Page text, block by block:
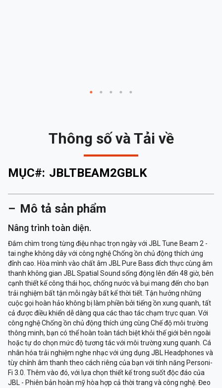
Thông số và Tải về
MỤC#: JBLTBEAM2GBLK
Mô tả sản phẩm
Nâng trình toàn diện.
Đắm chìm trong từng điệu nhạc trọn ngày với JBL Tune Beam 2 -
tai nghe không dây với công nghệ Chống ồn chủ động thích ứng
đỉnh cao. Hòa mình vào chất âm JBL Pure Bass đích thực cùng âm
thanh không gian JBL Spatial Sound sống động lên đến 48 giờ, bên
cạnh thiết kế công thái học, chống nước và bụi mang đến cho bạn
trải nghiệm bất tận mỗi ngày bất kể thời tiết. Tận hưởng những
cuộc gọi hoàn hảo không bị làm phiền bởi tiếng ồn xung quanh, tất
cả được điều khiển dễ dàng qua các thao tác chạm trực quan. Với
công nghệ Chống ồn chủ động thích ứng cùng Chế độ môi trường
thông minh, bạn có thể hoàn toàn tách biệt khỏi thế giới bên ngoài
hoặc tự do chọn mức độ tương tác với môi trường xung quanh. Cá
nhân hóa trải nghiệm nghe nhạc với ứng dụng JBL Headphones và
tùy chỉnh âm thanh theo cách riêng của bạn với tính năng Personi-
Fi 3.0. Thêm vào đó, với lựa chọn thiết kế trong suốt độc đáo của
JBL - Phiên bản hoàn mỹ hòa hợp cả thời trang và công nghệ. Đeo